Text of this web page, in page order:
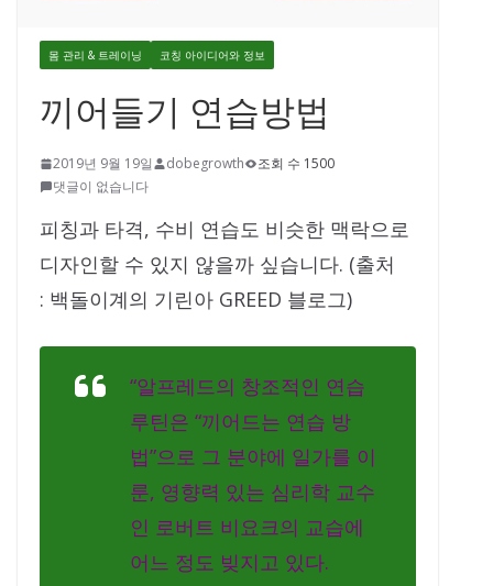
몸 관리 & 트레이닝 코칭 아이디어와 정보
끼어들기 연습방법
2019년 9월 19일 dobegrowth
조회 수 1500
댓글이 없습니다
피칭과 타격, 수비 연습도 비슷한 맥락으로
디자인할 수 있지 않을까 싶습니다. (출처
: 백돌이계의 기린아 GREED 블로그)
“알프레드의 창조적인 연습
루틴은 “끼어드는 연습 방
법”으로 그 분야에 일가를 이
룬, 영향력 있는 심리학 교수
인 로버트 비요크의 교습에
어느 정도 빚지고 있다.